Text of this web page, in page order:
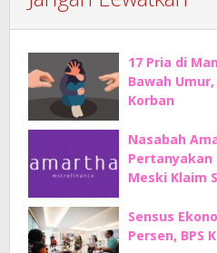
17 Pria di
Bawah
Korban
Nasabah
Pertanyakan
Meski Klaim
Sensus
Persen, BPS